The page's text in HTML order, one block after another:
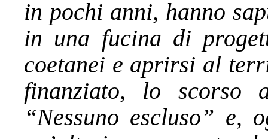
in pochi anni, hanno
in una fucina di
coetanei e aprirsi al
finanziato, lo scorso
“Nessuno escluso” e,